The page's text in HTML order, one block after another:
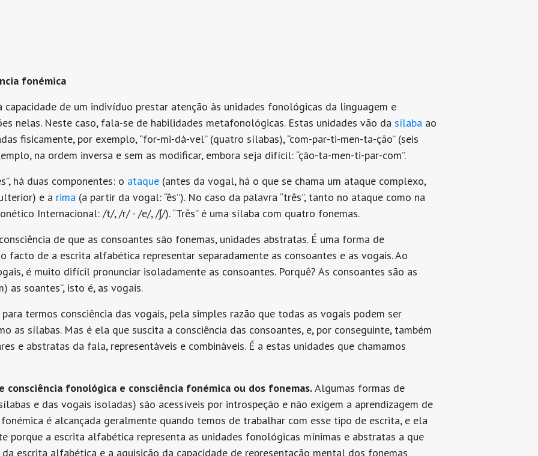
fonémica
capacidade de um indivíduo prestar atenção às unidades fonológicas da linguagem e
nelas. Neste caso, fala-se de habilidades metafonológicas. Estas unidades vão da sílaba ao
fisicamente, por exemplo, “for-mi-dá-vel” (quatro sílabas), “com-par-ti-men-ta-ção” (seis
na ordem inversa e sem as modificar, embora seja difícil: “ção-ta-men-ti-par-com”.
há duas componentes: o ataque (antes da vogal, há o que se chama um ataque complexo,
e a rima (a partir da vogal: “ês”). No caso da palavra “três”, tanto no ataque como na
Internacional: /t/, /r/ - /e/, /ʃ/). “Três” é uma sílaba com quatro fonemas.
de que as consoantes são fonemas, unidades abstratas. É uma forma de
facto de a escrita alfabética representar separadamente as consoantes e as vogais. Ao
é muito difícil pronunciar isoladamente as consoantes. Porquê? As consoantes são as
as soantes”, isto é, as vogais.
termos consciência das vogais, pela simples razão que todas as vogais podem ser
as sílabas. Mas é ela que suscita a consciência das consoantes, e, por conseguinte, também
e abstratas da fala, representáveis e combináveis. É a estas unidades que chamamos
fonológica e consciência fonémica ou dos fonemas.Algumas formas de
e das vogais isoladas) são acessíveis por introspeção e não exigem a aprendizagem de
é alcançada geralmente quando temos de trabalhar com esse tipo de escrita, e ela
porque a escrita alfabética representa as unidades fonológicas mínimas e abstratas a que
da escrita alfabética e a aquisição da capacidade de representação mental dos fonemas